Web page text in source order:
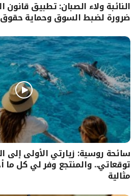
النائبة ولاء الصبان: تطبيق
ضرورة لضبط السوق وحماية حقوق
سائحة روسية: زيارتي الأولى إلى
توقعاتي.. والمنتجع وفر لي كل ما
مثالية